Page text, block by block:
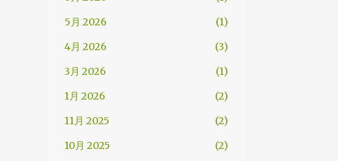
5月 2026
1
4月 2026
3
3月 2026
1
1月 2026
2
11月 2025
2
10月 2025
2